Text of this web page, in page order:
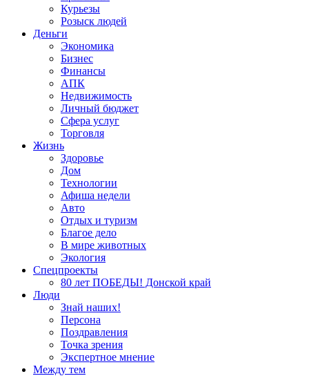
Курьезы
Розыск людей
Деньги
Экономика
Бизнес
Финансы
АПК
Недвижимость
Личный бюджет
Сфера услуг
Торговля
Жизнь
Здоровье
Дом
Технологии
Афиша недели
Авто
Отдых и туризм
Благое дело
В мире животных
Экология
Спецпроекты
80 лет ПОБЕДЫ! Донской край
Люди
Знай наших!
Персона
Поздравления
Точка зрения
Экспертное мнение
Между тем